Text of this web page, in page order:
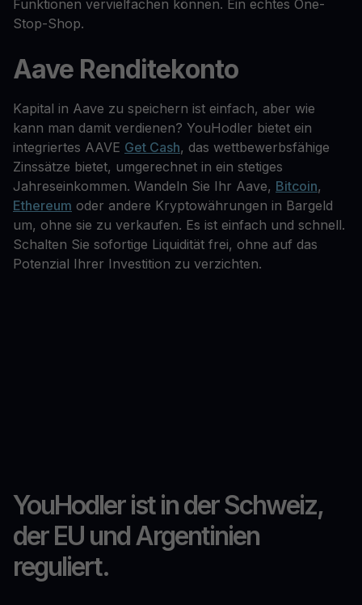
Funktionen vervielfachen können. Ein echtes One-
Stop-Shop.
Aave Renditekonto
Kapital in Aave zu speichern ist einfach, aber wie
kann man damit verdienen? YouHodler bietet ein
integriertes AAVE Get Cash, das wettbewerbsfähige
Zinssätze bietet, umgerechnet in ein stetiges
Jahreseinkommen. Wandeln Sie Ihr Aave, Bitcoin,
Ethereum oder andere Kryptowährungen in Bargeld
um, ohne sie zu verkaufen. Es ist einfach und schnell.
Schalten Sie sofortige Liquidität frei, ohne auf das
Potenzial Ihrer Investition zu verzichten.
YouHodler ist in der Schweiz,
der EU und Argentinien
reguliert.